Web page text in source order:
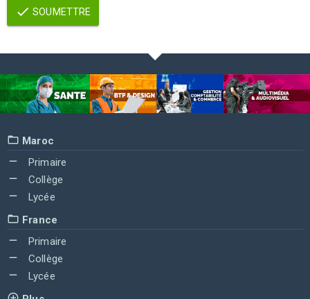
SOUMETTRE
Maroc
Primaire
Collège
Lycée
France
Primaire
Collège
Lycée